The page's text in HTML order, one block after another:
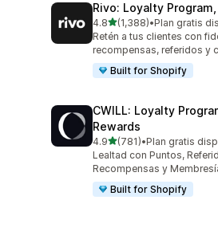
Rivo: Loyalty
4.8de 5 estrellas
(1,388)
1388 reseñas en total
•Plan gratis
Retén a tus clientes con
recompensas, referidos y
Built for Shopify
CWILL: Loyalty
Rewards
4.9de 5 estrellas
(781)
781 reseñas en total
•Plan gratis
Lealtad con Puntos,
Recompensas y
Built for Shopify